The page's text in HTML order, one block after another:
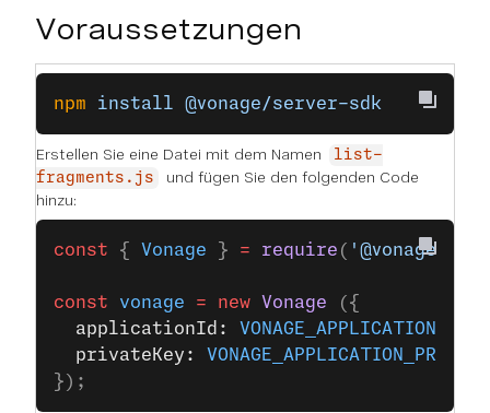
Voraussetzungen
npm install @vonage/server-sdk
Erstellen Sie eine Datei mit dem Namen
list-
fragments.js
und fügen Sie den folgenden Code
hinzu:
const { Vonage } = require ( '@vonage/
const vonage = new Vonage ({
  applicationId:
VONAGE_APPLICATION_ID
  privateKey:
});